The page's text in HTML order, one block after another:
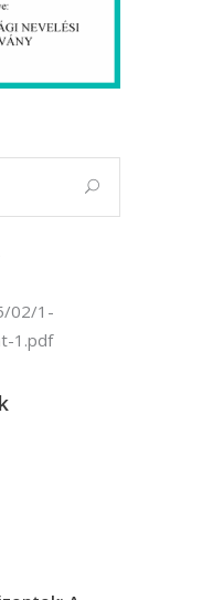
02/1-
1.pdf